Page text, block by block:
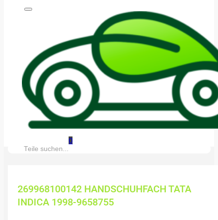
0
Suche:
269968100142 HANDSCHUHFACH TATA
INDICA 1998-9658755